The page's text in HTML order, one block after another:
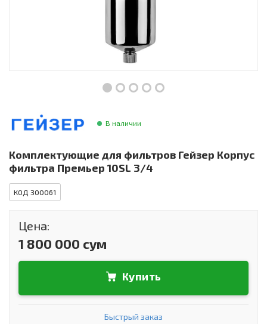
Сантехника В наличии
Комплектующие для фильтров Гейзер Корпус
фильтра Премьер 10SL 3/4
КОД 300061
Цена:
1 800 000 сум
Купить
Быстрый заказ